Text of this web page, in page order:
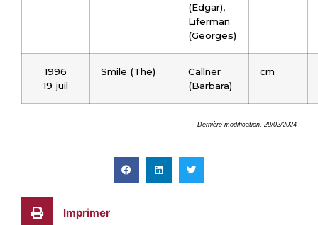
(Edgar),
Liferman
(Georges)
1996
19 juil
Smile (The)
Callner
(Barbara)
cm
Dernière modification: 29/02/2024
Imprimer